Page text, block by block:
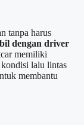
tanpa harus
dengan driver
memiliki
lalu lintas
membantu